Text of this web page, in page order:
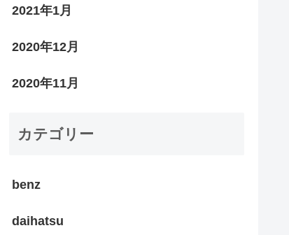
2021年1月
2020年12月
2020年11月
カテゴリー
benz
daihatsu